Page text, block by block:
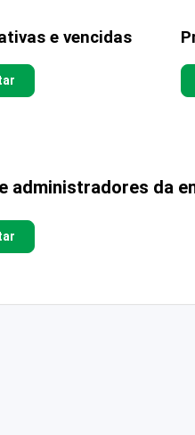
e vencidas
administradores da